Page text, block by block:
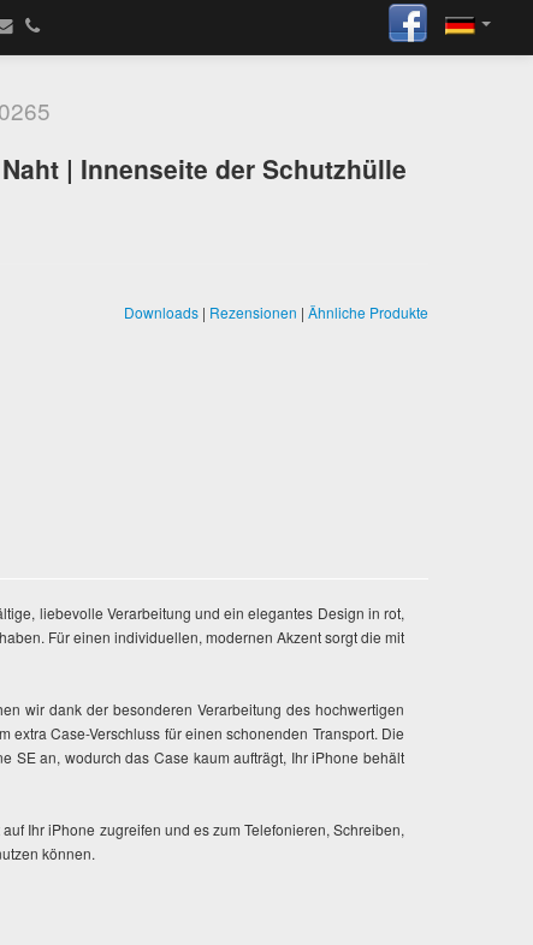
| Innenseite der Schutzhülle
Downloads | Rezensionen | Ähnliche Produkte
liebevolle Verarbeitung und ein elegantes Design in rot,
Für einen individuellen, modernen Akzent sorgt die mit
wir dank der besonderen Verarbeitung des hochwertigen
Case-Verschluss für einen schonenden Transport. Die
SE an, wodurch das Case kaum aufträgt, Ihr iPhone behält
Ihr iPhone zugreifen und es zum Telefonieren, Schreiben,
können.